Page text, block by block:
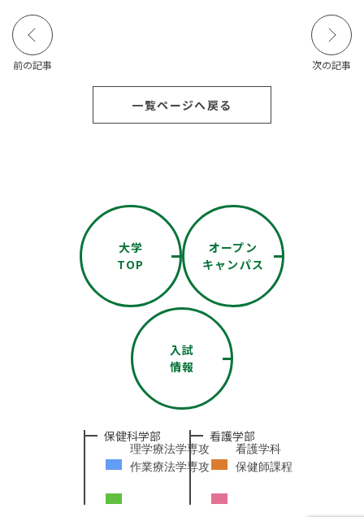
前の記事 次の記事
一覧ページへ戻る
大学
TOP
オープン
キャンパス
入試
情報
保健科学部
理学療法学専攻
作業療法学専攻
看護学部
看護学科
保健師課程